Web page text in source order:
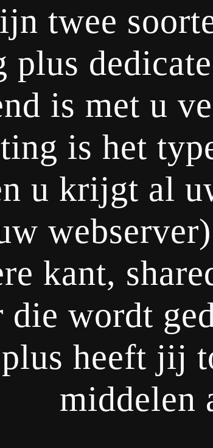
twee
plus
is met u
is het
u krijgt al
kant,
die wordt
heeft jij
middelen